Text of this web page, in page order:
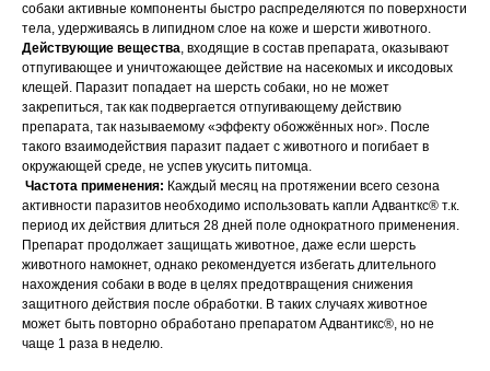
собаки активные компоненты быстро распределяются по поверхности
тела, удерживаясь в липидном слое на коже и шерсти животного.
Действующие вещества, входящие в состав препарата, оказывают
отпугивающее и уничтожающее действие на насекомых и иксодовых
клещей. Паразит попадает на шерсть собаки, но не может
закрепиться, так как подвергается отпугивающему действию
препарата, так называемому «эффекту обожжённых ног». После
такого взаимодействия паразит падает с животного и погибает в
окружающей среде, не успев укусить питомца.
Частота применения: Каждый месяц на протяжении всего cезона
активности паразитов необходимо использовать капли Адванткс® т.к.
период их действия длиться 28 дней поле однократного применения.
Препарат продолжает защищать животное, даже если шерсть
животного намокнет, однако рекомендуется избегать длительного
нахождения собаки в воде в целях предотвращения снижения
защитного действия после обработки. В таких случаях животное
может быть повторно обработано препаратом Адвантикс®, но не
чаще 1 раза в неделю.
Данный сайт носит информационный характер и
не является публичной офертой.
Политика конфиденциальности
Согласие на обработку перс. данных
+7 (3452) 57-54-36Заказать звонок
Хотите у нас работать?
Заполнить анкету
Правила оказания ветеринарной помощи
Реквизиты